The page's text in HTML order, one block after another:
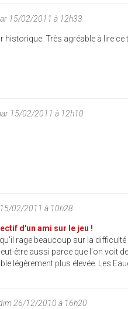
15/02/2011 à 12h33
historique. Très agréable à lire ce
15/02/2011 à 12h10
02/2011 à 10h28
d'un ami sur le jeu !
rage beaucoup sur la
être aussi parce que l'on voit
légèrement plus élevée. Les
26/12/2010 à 16h20